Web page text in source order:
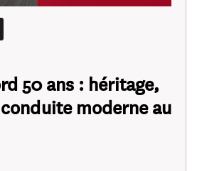
50 ans : héritage,
moderne au